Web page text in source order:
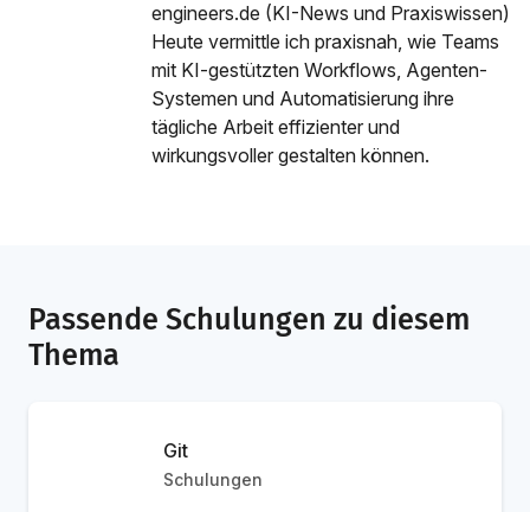
engineers.de (KI-News und Praxiswissen)
Heute vermittle ich praxisnah, wie Teams
mit KI-gestützten Workflows, Agenten-
Systemen und Automatisierung ihre
tägliche Arbeit effizienter und
wirkungsvoller gestalten können.
Passende Schulungen zu diesem
Thema
Git
Schulungen